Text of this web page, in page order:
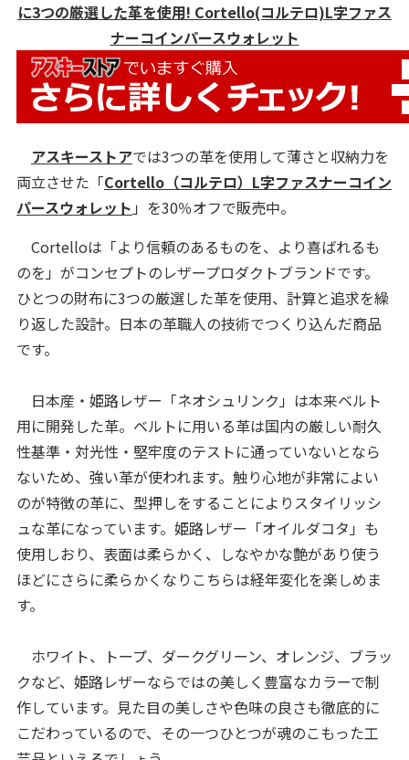
に3つの厳選した⾰を使⽤! Cortello(コルテロ)L字ファス
ナーコインパースウォレット
アスキーストアでは3つの革を使用して薄さと収納力を
両立させた「Cortello（コルテロ）L字ファスナーコイン
パースウォレット 」を30％オフで販売中。
Cortelloは「より信頼のあるものを、より喜ばれるも
のを」がコンセプトのレザープロダクトブランドです。
ひとつの財布に3つの厳選した⾰を使⽤、計算と追求を繰
り返した設計。⽇本の⾰職⼈の技術でつくり込んだ商品
です。
日本産・姫路レザー「ネオシュリンク」は本来ベルト
用に開発した革。ベルトに用いる革は国内の厳しい耐久
性基準・対光性・堅牢度のテストに通っていないとなら
ないため、強い革が使われます。触り心地が非常によい
のが特徴の革に、型押しをすることによりスタイリッシ
ュな革になっています。姫路レザー「オイルダコタ」も
使用しおり、表面は柔らかく、しなやかな艶があり使う
ほどにさらに柔らかくなりこちらは経年変化を楽しめま
す。
ホワイト、トープ、ダークグリーン、オレンジ、ブラッ
クなど、姫路レザーならではの美しく豊富なカラーで制
作しています。見た目の美しさや色味の良さも徹底的に
こだわっているので、その一つひとつが魂のこもった工